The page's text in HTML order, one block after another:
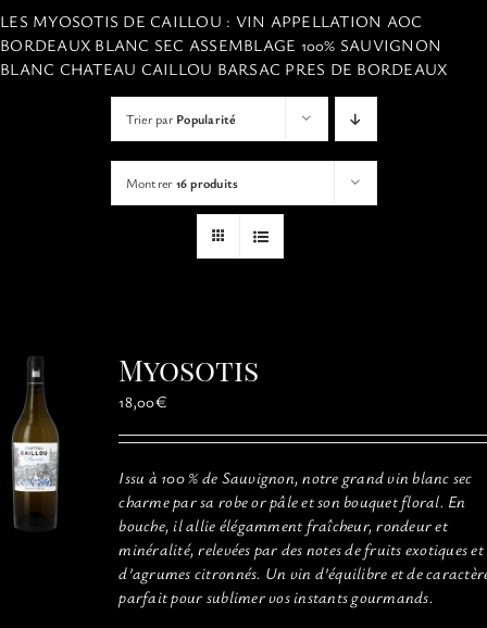
OFFRIR UNE EXPERIENCE
MON PANIER
LES MYOSOTIS DE CAILLOU : VIN APPELLATION AOC
BORDEAUX BLANC SEC ASSEMBLAGE 100% SAUVIGNON
BLANC CHATEAU CAILLOU BARSAC PRES DE BORDEAUX
Trier parPopularité
Montrer16 produits
Myosotis
18,00€
Issu à 100 % de Sauvignon, notre grand vin blanc sec
charme par sa robe or pâle et son bouquet floral. En
bouche, il allie élégamment fraîcheur, rondeur et
minéralité, relevées par des notes de fruits exotiques et
d’agrumes citronnés. Un vin d’équilibre et de
parfait pour sublimer vos instants gourmands.